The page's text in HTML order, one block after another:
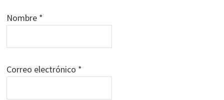
Nombre *
Correo electrónico *